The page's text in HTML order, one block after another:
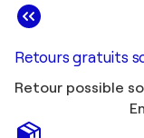
Retours gratuits
Retour possible